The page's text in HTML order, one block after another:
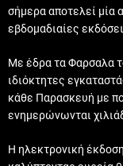
σήμερα αποτελεί μία
εβδομαδιαίες
Με έδρα τα Φαρσαλα
ιδιόκτητες
κάθε Παρασκευή με
ενημερώνωνται
Η ηλεκτρονική έκδοση